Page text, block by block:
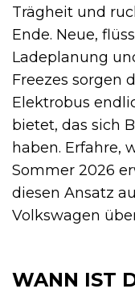
Trägheit und
Ende. Neue,
Ladeplanung
Freezes sorgen
Elektrobus
bietet, das sich
haben. Erfahre,
Sommer 2026
diesen Ansatz
Volkswagen
WANN IST